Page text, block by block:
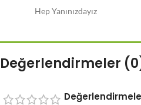
Hep Yanınızdayız
Değerlendirmeler